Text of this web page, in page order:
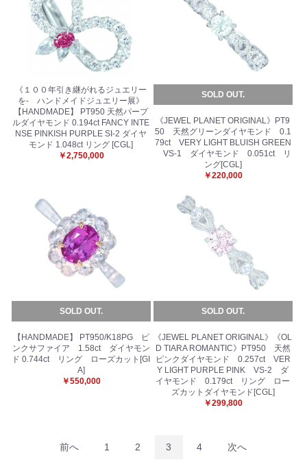
《１００年引き継がれるジュエリー
を- ハンドメイドジュエリー展》
【HANDMADE】 PT950 天然パープ
ルダイヤモンド 0.194ct FANCY INTE
NSE PINKISH PURPLE SI-2 ダイヤ
モンド 1.048ct リング [CGL]
￥2,750,000
SOLD OUT.
《JEWEL PLANET ORIGINAL》PT9
50 天然グリーンダイヤモンド 0.1
79ct VERY LIGHT BLUISH GREEN
VS-1 ダイヤモンド 0.051ct リ
ング[CGL]
￥220,000
SOLD OUT.
【HANDMADE】 PT950/K18PG ピ
ンクサファイア 1.58ct ダイヤモン
ド 0.744ct リング ローズカット[GI
A]
￥550,000
SOLD OUT.
《JEWEL PLANET ORIGINAL》《OL
D TIARA ROMANTIC》PT950 天然
ピンクダイヤモンド 0.257ct VER
Y LIGHT PURPLE PINK VS-2 ダ
イヤモンド 0.179ct リング ロー
ズカットダイヤモンド[CGL]
￥299,800
前へ 1 2 3 4 次へ